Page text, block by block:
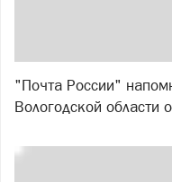
"Почта России"
Вологодской области